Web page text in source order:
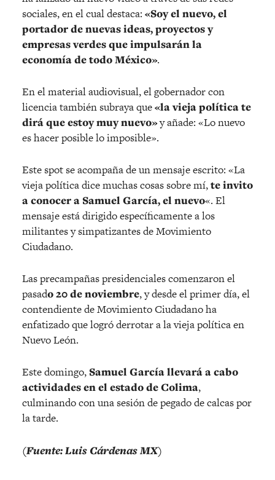
sociales, en el cual destaca: «Soy el nuevo, el
portador de nuevas ideas, proyectos y
empresas verdes que impulsarán la
economía de todo México».
En el material audiovisual, el gobernador con
licencia también subraya que«la vieja política te
dirá que estoy muy nuevo»y añade: «Lo nuevo
es hacer posible lo imposible».
Este spot se acompaña de un mensaje escrito: «La
vieja política dice muchas cosas sobre mí,te invito
a conocer a Samuel García, el nuevo«. El
mensaje está dirigido específicamente a los
militantes y simpatizantes de Movimiento
Ciudadano.
Las precampañas presidenciales comenzaron el
pasado 20 de noviembre, y desde el primer día, el
contendiente de Movimiento Ciudadano ha
enfatizado que logró derrotar a la vieja política en
Nuevo León.
Este domingo, Samuel García llevará a cabo
actividades en el estado de Colima,
culminando con una sesión de pegado de calcas por
la tarde.
(Fuente: Luis Cárdenas MX)